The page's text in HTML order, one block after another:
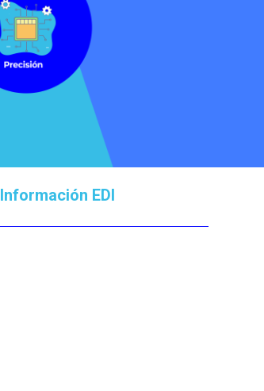
Información EDI